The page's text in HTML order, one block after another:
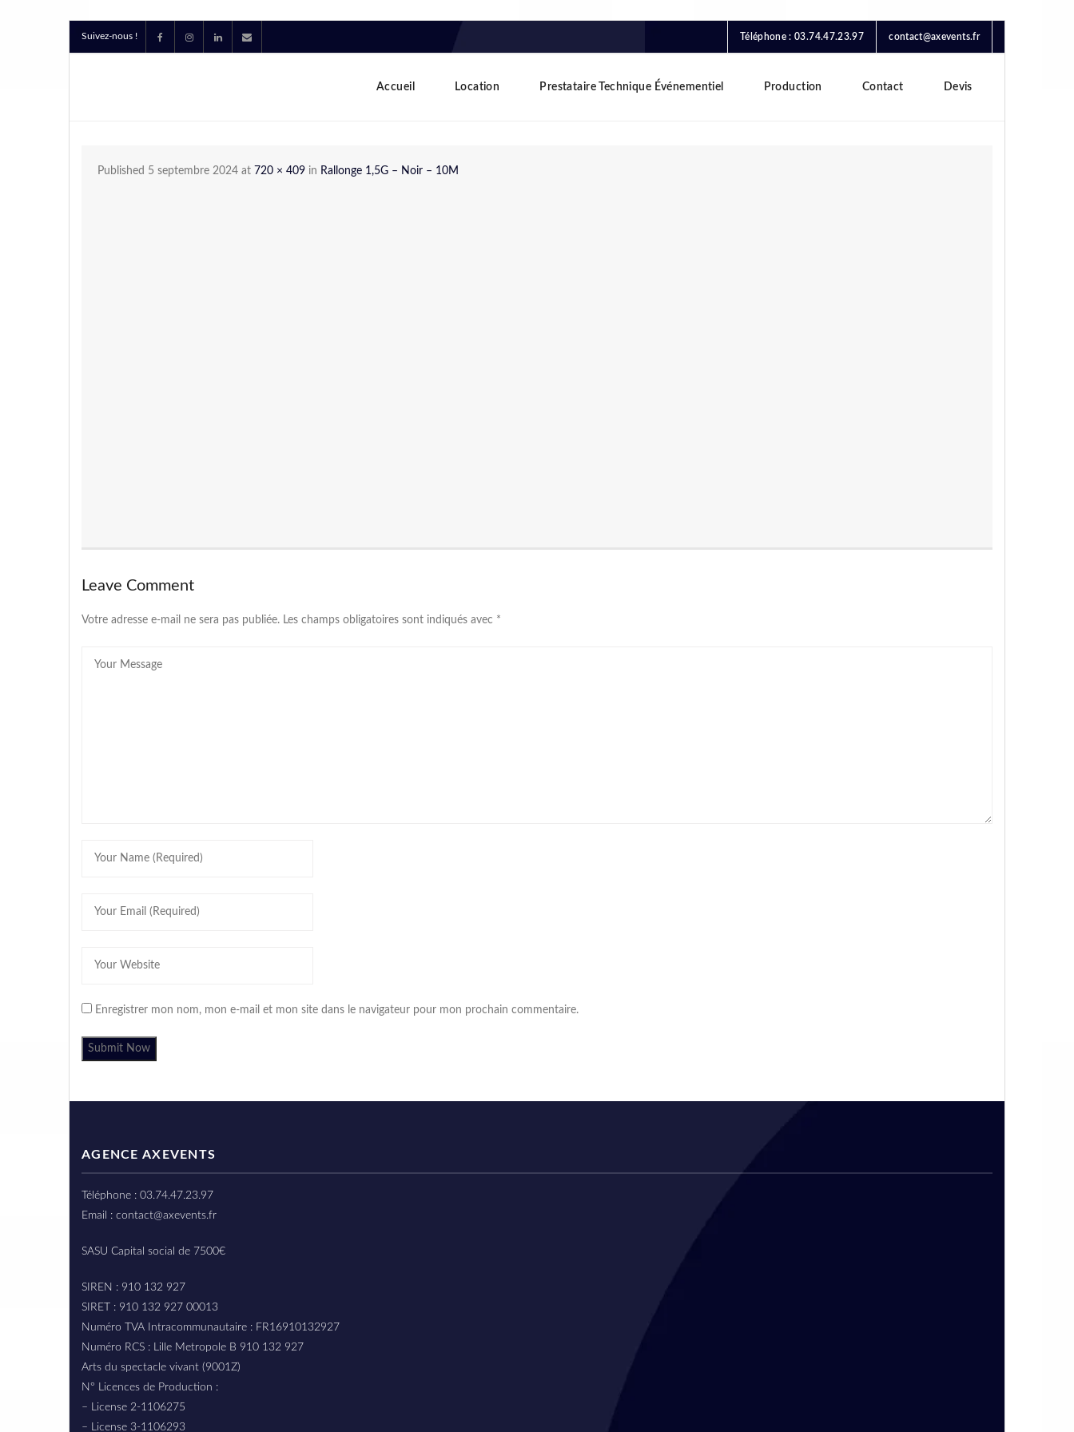
Suivez-nous ! Téléphone : 03.74.47.23.97 contact@axevents.fr
Accueil Location Prestataire Technique Événementiel Production Contact Devis
Published 5 septembre 2024 at 720 × 409 in Rallonge 1,5G – Noir – 10M
Leave Comment
Votre adresse e-mail ne sera pas publiée. Les champs obligatoires sont indiqués avec *
Enregistrer mon nom, mon e-mail et mon site dans le navigateur pour mon prochain commentaire.
AGENCE AXEVENTS
Téléphone : 03.74.47.23.97
Email : contact@axevents.fr
SASU Capital social de 7500€
SIREN : 910 132 927
SIRET : 910 132 927 00013
Numéro TVA Intracommunautaire : FR16910132927
Numéro RCS : Lille Metropole B 910 132 927
Arts du spectacle vivant (9001Z)
N° Licences de Production :
– License 2-1106275
– License 3-1106293